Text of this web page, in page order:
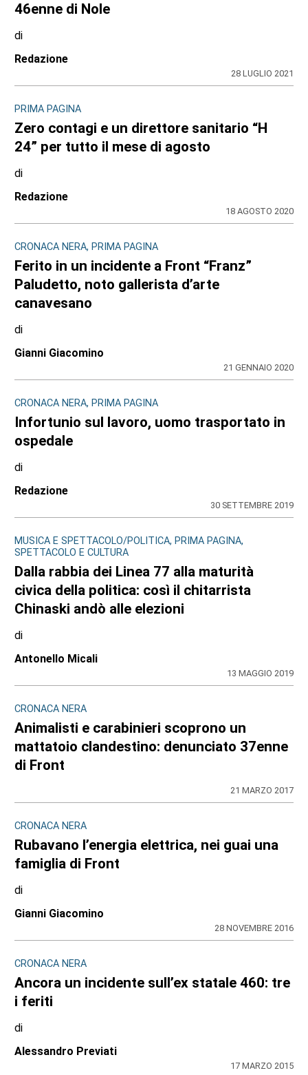
46enne di Nole
di
Redazione
28 LUGLIO 2021
PRIMA PAGINA
Zero contagi e un direttore sanitario “H
24” per tutto il mese di agosto
di
Redazione
18 AGOSTO 2020
CRONACA NERA, PRIMA PAGINA
Ferito in un incidente a Front “Franz”
Paludetto, noto gallerista d’arte
canavesano
di
Gianni Giacomino
21 GENNAIO 2020
CRONACA NERA, PRIMA PAGINA
Infortunio sul lavoro, uomo trasportato in
ospedale
di
Redazione
30 SETTEMBRE 2019
MUSICA E SPETTACOLO/POLITICA, PRIMA PAGINA,
SPETTACOLO E CULTURA
Dalla rabbia dei Linea 77 alla maturità
civica della politica: così il chitarrista
Chinaski andò alle elezioni
di
Antonello Micali
13 MAGGIO 2019
CRONACA NERA
Animalisti e carabinieri scoprono un
mattatoio clandestino: denunciato 37enne
di Front
21 MARZO 2017
CRONACA NERA
Rubavano l’energia elettrica, nei guai una
famiglia di Front
di
Gianni Giacomino
28 NOVEMBRE 2016
CRONACA NERA
Ancora un incidente sull’ex statale 460: tre
i feriti
di
Alessandro Previati
17 MARZO 2015